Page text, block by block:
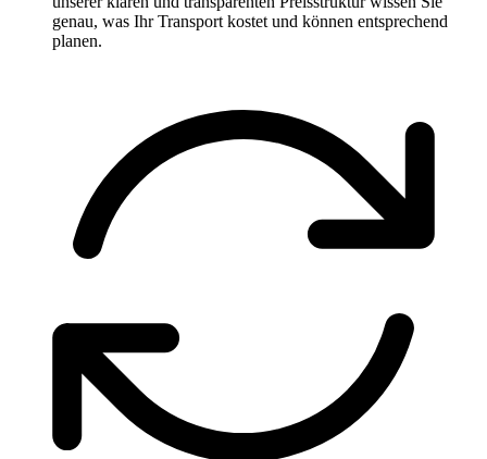
genau, was Ihr Transport kostet und können entsprechend
planen.